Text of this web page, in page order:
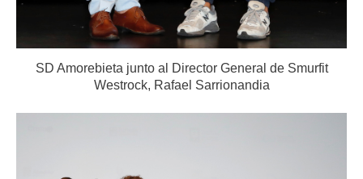
SD Amorebieta junto al Director General de Smurfit
Westrock, Rafael Sarrionandia